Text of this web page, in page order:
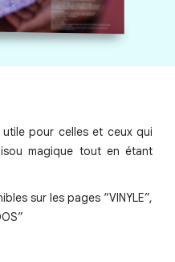
pour celles et ceux qui
magique tout en étant
sur les pages “VINYLE”,